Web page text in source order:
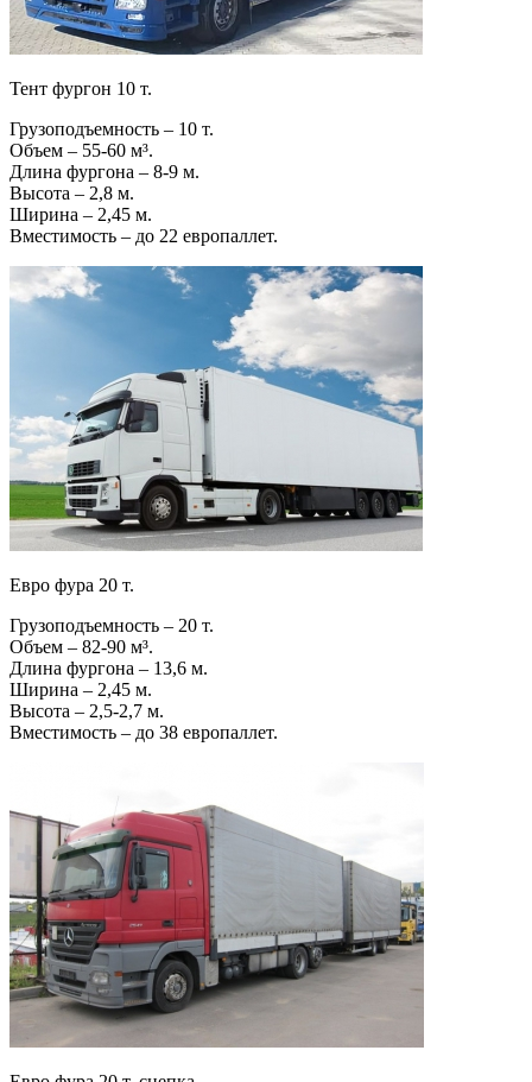
Тент фургон 10 т.
Грузоподъемность – 10 т.
Объем – 55-60 м³.
Длина фургона – 8-9 м.
Высота – 2,8 м.
Ширина – 2,45 м.
Вместимость – до 22 европаллет.
Евро фура 20 т.
Грузоподъемность – 20 т.
Объем – 82-90 м³.
Длина фургона – 13,6 м.
Ширина – 2,45 м.
Высота – 2,5-2,7 м.
Вместимость – до 38 европаллет.